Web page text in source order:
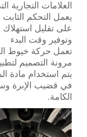
العلامات التجارية
يعمل التحكم
وتوفير وقت البدء
تعمل حركة خيوط
مرونة التصميم
يتم استخدام مادة
في قضيب الإبرة
الكامة.